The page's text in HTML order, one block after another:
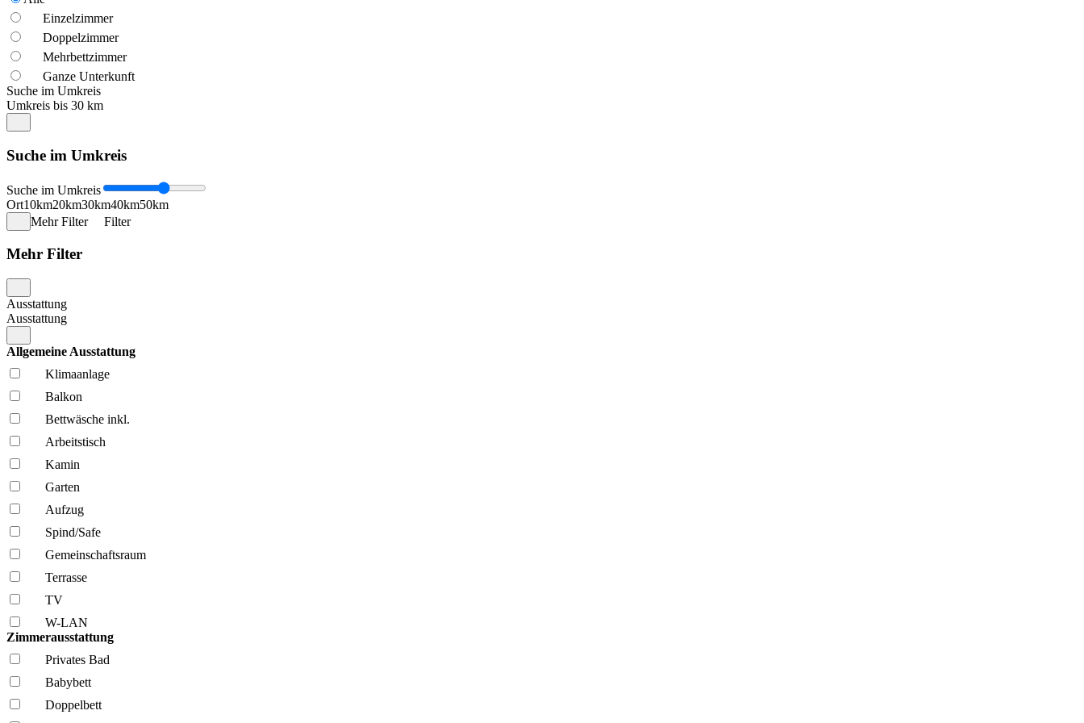
Einzelzimmer
Doppelzimmer
Mehrbettzimmer
Ganze Unterkunft
Suche im Umkreis
Umkreis bis 30 km
Suche im Umkreis
Suche im Umkreis
Ort10km20km30km40km50km
Mehr Filter
Filter
Mehr Filter
Ausstattung
Ausstattung
Allgemeine Ausstattung
Klima­anlage
Balkon
Bettwäsche inkl.
Arbeitstisch
Kamin
Garten
Aufzug
Spind/Safe
Gemeinschafts­raum
Terrasse
TV
W-LAN
Zimmerausstattung
Privates Bad
Babybett
Doppelbett